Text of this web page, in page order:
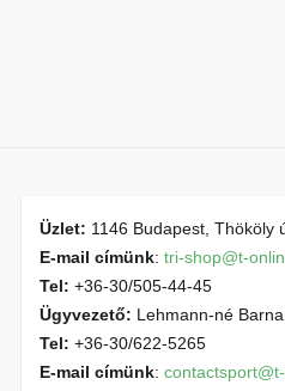
Üzlet: 1146 Budapest, Thököly
E-mail címünk:tri-shop@t-
Tel: +36-30/505-44-45
Ügyvezető: Lehmann-né
Tel: +36-30/622-5265
E-mail címünk: